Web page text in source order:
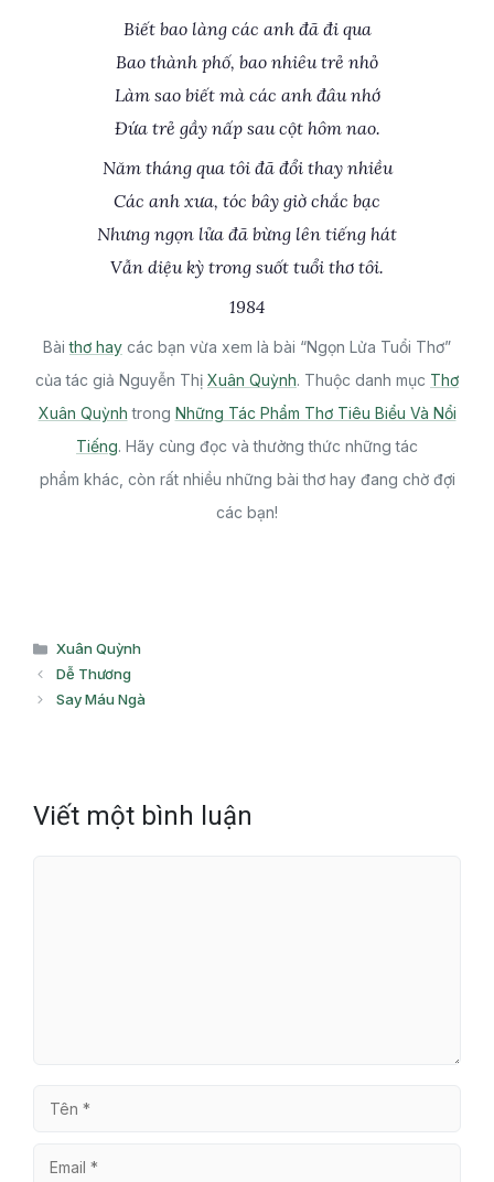
Biết bao làng các anh đã đi qua
Bao thành phố, bao nhiêu trẻ nhỏ
Làm sao biết mà các anh đâu nhớ
Đứa trẻ gầy nấp sau cột hôm nao.
Năm tháng qua tôi đã đổi thay nhiều
Các anh xưa, tóc bây giờ chắc bạc
Nhưng ngọn lửa đã bừng lên tiếng hát
Vẫn diệu kỳ trong suốt tuổi thơ tôi.
1984
Bàithơ hay các bạn vừa xem là bài “Ngọn Lửa Tuổi Thơ”
của tác giả Nguyễn Thị Xuân Quỳnh. Thuộc danh mục Thơ
Xuân Quỳnh trong Những Tác Phẩm Thơ Tiêu Biểu Và Nổi
Tiếng. Hãy cùng đọc và thưởng thức những tác
phẩm khác, còn rất nhiều những bài thơ hay đang chờ đợi
các bạn!
Danh
mục
Xuân Quỳnh
Dễ Thương
Say Máu Ngà
Viết một bình luận
Tên
Email